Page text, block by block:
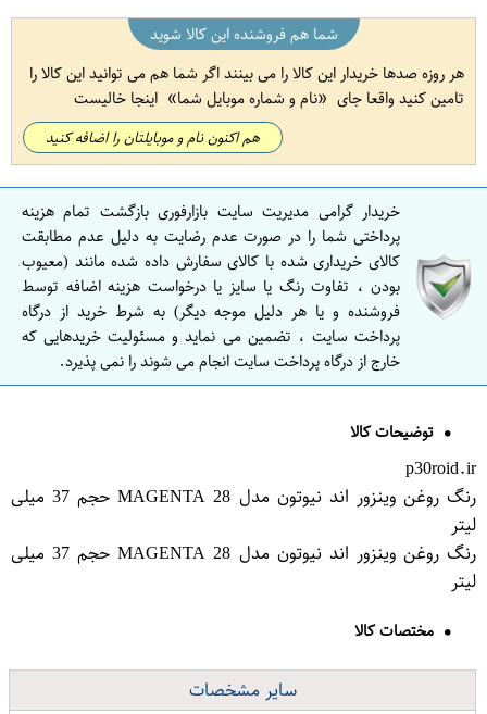
شما هم فروشنده این کالا شوید
هر روزه صدها خریدار این کالا را می بینند اگر شما هم می توانید این کالا را
تامین کنید واقعا جای
نام و شماره موبایل شما اینجا خالیست
هم اکنون نام و موبایلتان را اضافه کنید
خریدار گرامی مدیریت سایت بازارفوری بازگشت تمام هزینه
پرداختی شما را در صورت عدم رضایت به دلیل عدم مطابقت
کالای خریداری شده با کالای سفارش داده شده مانند (معیوب
بودن ، تفاوت رنگ یا سایز یا درخواست هزینه اضافه توسط
فروشنده و یا هر دلیل موجه دیگر) به شرط خرید از درگاه
پرداخت سایت ، تضمین می نماید و مسئولیت خریدهایی که
خارج از درگاه پرداخت سایت انجام می شوند را نمی پذیرد.
توضیحات کالا
p30roid.ir
رنگ روغن وینزور اند نیوتون مدل MAGENTA 28 حجم 37 میلی
لیتر
رنگ روغن وینزور اند نیوتون مدل MAGENTA 28 حجم 37 میلی
لیتر
مختصات کالا
سایر مشخصات